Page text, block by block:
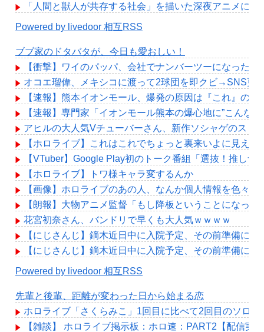
「人間と獣人が共存する社会」を描いた深夜アニメに
Powered by livedoor 相互RSS
ブブ家のドタバタが、今日も愛おしい！
【衝撃】ワイのパッパ、会社でナンバーツーになった
オコエ瑠偉、メキシコに渡って2球団を即クビ→SNS更
【速報】熊本イオンモール、爆発の原因は『これ』の可
【速報】専門家「イオンモール熊本の爆心地に”こんな
アヒルの大人気Vチューバーさん、新作ソシャゲのスト
【ホロライブ】これはこれでちょっと裏来いよに見える
【VTuber】Google Play初のトーク番組「選抜！推し
【ホロライブ】トワ様キャラ変するんか
【画像】ホロライブのあの人、なんか個人情報を色々
【朗報】大物アニメ監督「もし降板ということになっ
花宮初奈さん、バンドリで早くも大人気ｗｗｗｗ
【にじさんじ】鏑木近日中に入院予定、その前準備に血
【にじさんじ】鏑木近日中に入院予定、その前準備に血
Powered by livedoor 相互RSS
先輩と後輩、距離が変わった日から始まる恋
ホロライブ「さくらみこ」1回目に比べて2回目のソロ
【雑談】 ホロライブ掲示板：ホロ速：PART2【配信実